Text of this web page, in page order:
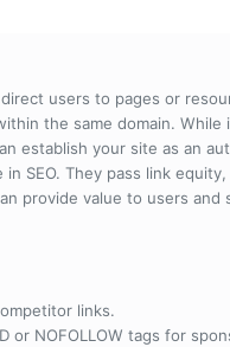
users to pages or
the same domain. While
establish your site as an
SEO. They pass link
provide value to users and
links.
or NOFOLLOW tags for